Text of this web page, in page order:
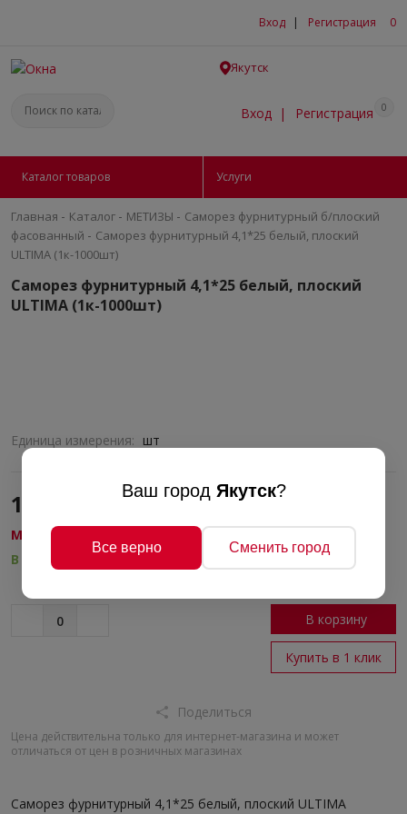
Вход | Регистрация 0
Ваш город Якутск?
Все верно Сменить город
Якутск
Вход | Регистрация 0
Каталог товаров Услуги
Главная - Каталог - МЕТИЗЫ - Саморез фурнитурный б/плоский
фасованный - Саморез фурнитурный 4,1*25 белый, плоский
ULTIMA (1к-1000шт)
Саморез фурнитурный 4,1*25 белый, плоский
ULTIMA (1к-1000шт)
Единица измерения: шт
1.50 руб./шт
МЕТИЗЫ
В наличии
В корзину
Купить в 1 клик
Поделиться
Цена действительна только для интернет-магазина и может
отличаться от цен в розничных магазинах
Саморез фурнитурный 4,1*25 белый, плоский ULTIMA